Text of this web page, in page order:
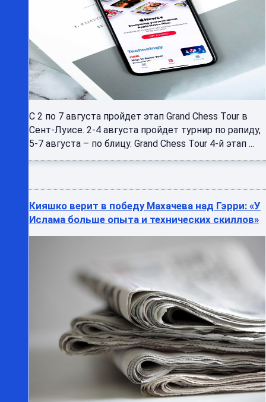
С 2 по 7 августа пройдет этап Grand Chess Tour в
Сент-Луисе. 2-4 августа пройдет турнир по рапиду,
5-7 августа – по блицу. Grand Chess Tour 4-й этап ...
Кияшко верит в победу Махачева над Гэрри: «У
Ислама больше опыта и технических скиллов»